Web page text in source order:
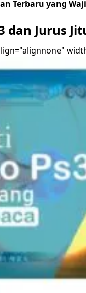
Terbaru yang
dan Jurus